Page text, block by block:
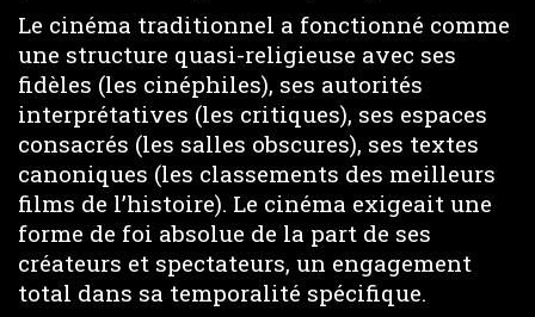
Le cinéma traditionnel a fonctionné comme
une structure quasi-religieuse avec ses
fidèles (les cinéphiles), ses autorités
interprétatives (les critiques), ses espaces
consacrés (les salles obscures), ses textes
canoniques (les classements des meilleurs
films de l’histoire). Le cinéma exigeait une
forme de foi absolue de la part de ses
créateurs et spectateurs, un engagement
total dans sa temporalité spécifique.